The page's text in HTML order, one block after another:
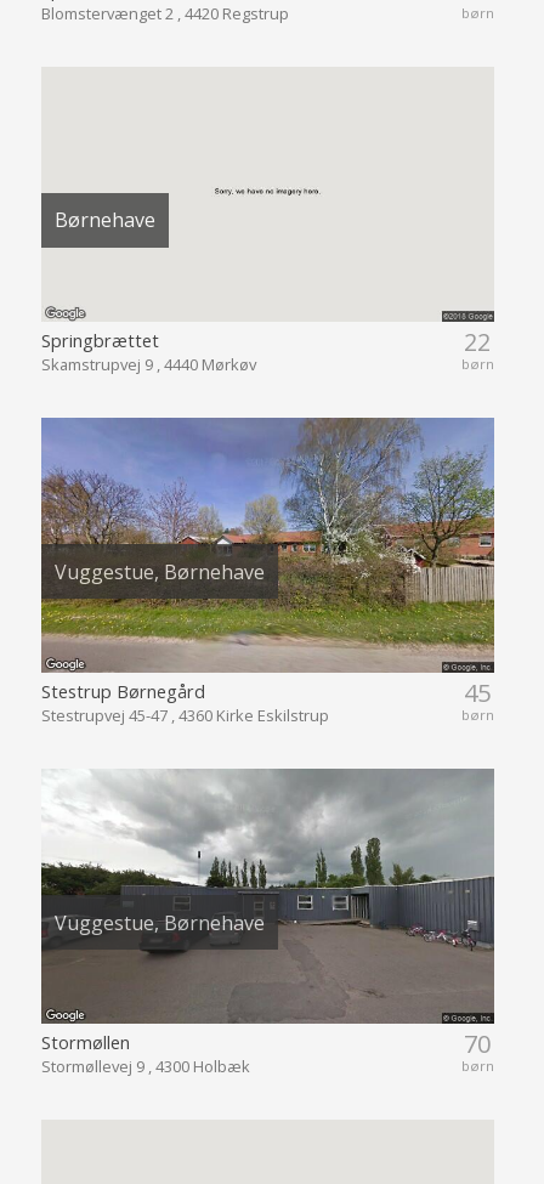
børn
Blomstervænget 2 , 4420 Regstrup
Børnehave
22
børn
Springbrættet
Skamstrupvej 9 , 4440 Mørkøv
Vuggestue, Børnehave
45
børn
Stestrup Børnegård
Stestrupvej 45-47 , 4360 Kirke Eskilstrup
Vuggestue, Børnehave
70
børn
Stormøllen
Stormøllevej 9 , 4300 Holbæk